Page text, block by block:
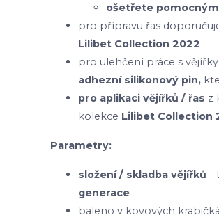
ošetřete
pro přípravu řas
Lilibet Collection 2022
pro ulehčení práce s
adhezní silikonový pin,
pro aplikaci vějířků / řas z
kolekce Lilibet Collection
Parametry:
složení / skladba vějířků -
generace
baleno v kovových